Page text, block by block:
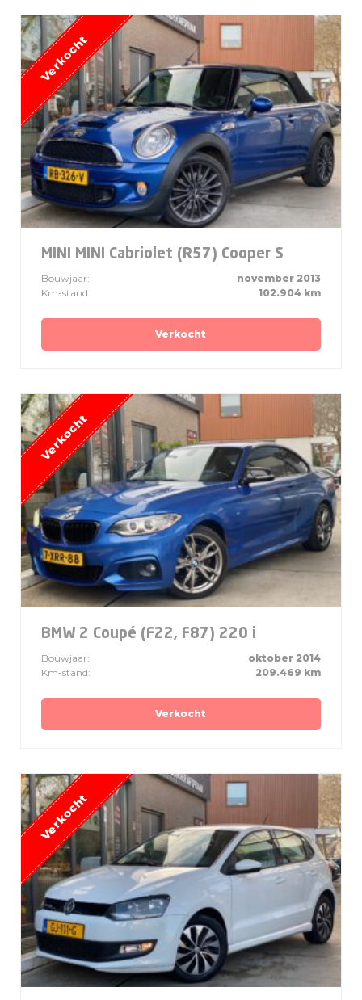
MINI MINI Cabriolet (R57) Cooper S
Bouwjaar:
november 2013
Km-stand:
102.904 km
Verkocht
BMW 2 Coupé (F22, F87) 220 i
Bouwjaar:
oktober 2014
Km-stand:
209.469 km
Verkocht